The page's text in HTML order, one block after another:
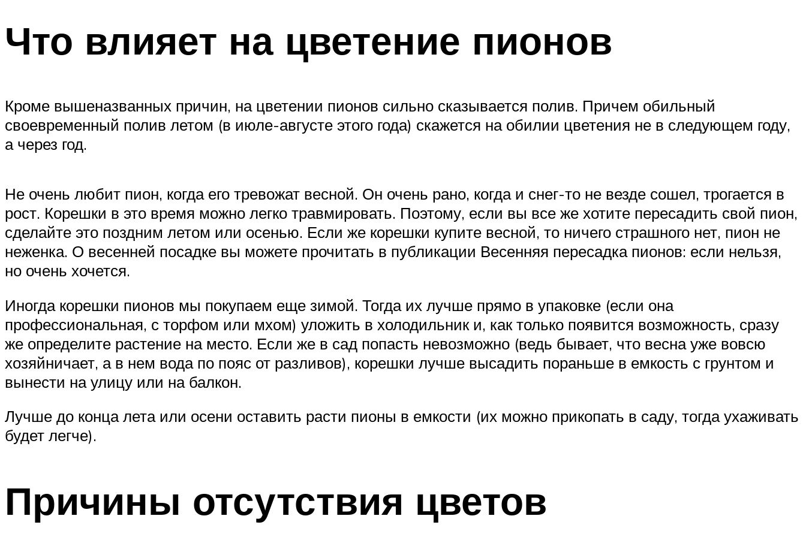
Что влияет на цветение пионов
Кроме вышеназванных причин, на цветении пионов сильно сказывается полив. Причем обильный
своевременный полив летом (в июле-августе этого года) скажется на обилии цветения не в следующем году,
а через год.
Не очень любит пион, когда его тревожат весной. Он очень рано, когда и снег-то не везде сошел, трогается в
рост. Корешки в это время можно легко травмировать. Поэтому, если вы все же хотите пересадить свой пион,
сделайте это поздним летом или осенью. Если же корешки купите весной, то ничего страшного нет, пион не
неженка. О весенней посадке вы можете прочитать в публикации Весенняя пересадка пионов: если нельзя,
но очень хочется.
Иногда корешки пионов мы покупаем еще зимой. Тогда их лучше прямо в упаковке (если она
профессиональная, с торфом или мхом) уложить в холодильник и, как только появится возможность, сразу
же определите растение на место. Если же в сад попасть невозможно (ведь бывает, что весна уже вовсю
хозяйничает, а в нем вода по пояс от разливов), корешки лучше высадить пораньше в емкость с грунтом и
вынести на улицу или на балкон.
Лучше до конца лета или осени оставить расти пионы в емкости (их можно прикопать в саду, тогда ухаживать
будет легче).
Причины отсутствия цветов